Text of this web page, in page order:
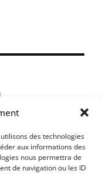
des technologies
aux informations des
nous permettra de
de navigation ou les ID